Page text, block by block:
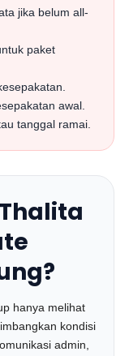
jika belum all-
paket
awal.
tanggal ramai.
hanya melihat
kondisi
admin,